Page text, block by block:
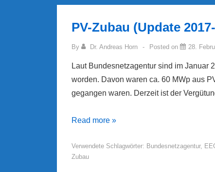
PV-Zubau (Update
By Dr. Andreas Horn Posted on 28.
Laut Bundesnetzagentur sind im Januar
worden. Davon waren ca. 60 MWp aus
gegangen waren. Derzeit ist der
PV-
(Update
2017-
Read more »
Verwendete Schlagwörter: Bundesnetzagentur,
Zubau